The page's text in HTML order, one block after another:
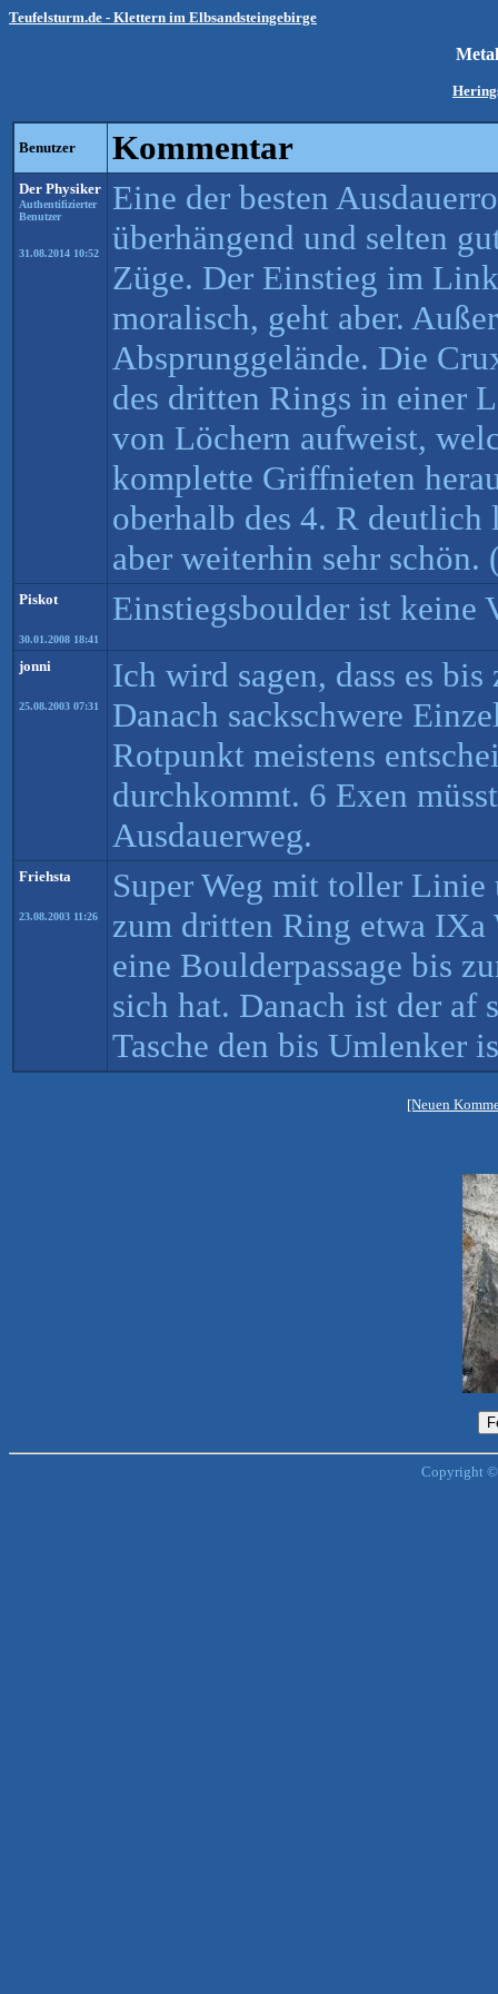
Teufelsturm.de - Klettern im Elbsandsteingebirge
Benutzer Kommentar
Der Physiker
Authentifizierter
Benutzer
31.08.2014 10:52
Eine der besten
überhängend und selten
Züge. Der Einstieg im
moralisch, geht aber.
Absprunggelände. Die
des dritten Rings in einer
von Löchern aufweist,
komplette Griffnieten
oberhalb des 4. R
aber weiterhin sehr schön.
Piskot
30.01.2008 18:41
Einstiegsboulder ist keine
jonni
25.08.2003 07:31
Ich wird sagen, dass es
Danach sackschwere
Rotpunkt meistens
durchkommt. 6 Exen
Ausdauerweg.
Friehsta
23.08.2003 11:26
Super Weg mit toller
zum dritten Ring etwa IXa
eine Boulderpassage bis
sich hat. Danach ist der af
Tasche den bis Umlenker
[Neuen
Copyright ©